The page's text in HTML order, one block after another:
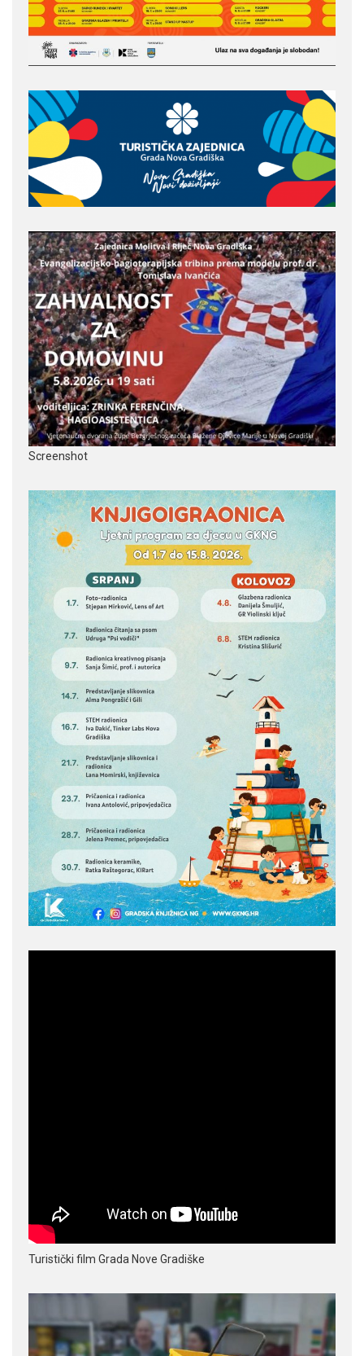
Screenshot
Turistički film Grada Nove Gradiške